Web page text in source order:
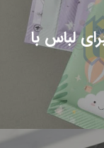
لباس با